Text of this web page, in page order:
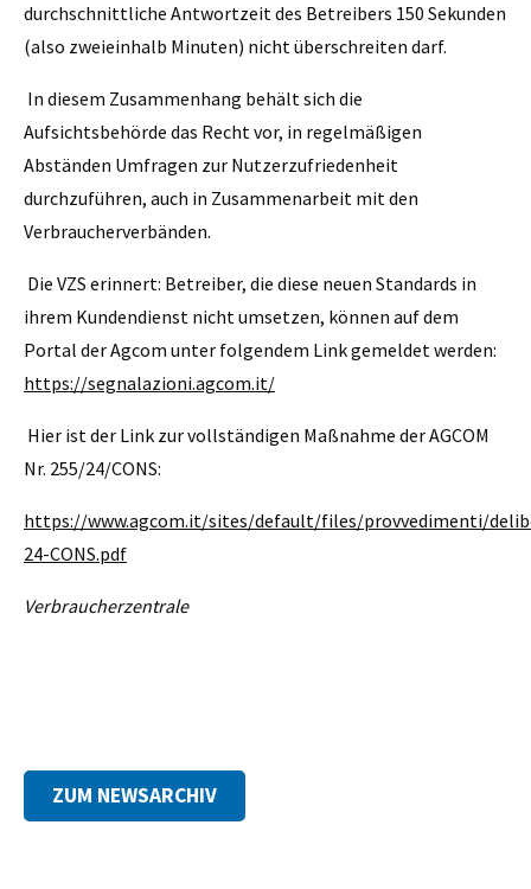
durchschnittliche Antwortzeit des Betreibers 150 Sekunden
(also zweieinhalb Minuten) nicht überschreiten darf.
In diesem Zusammenhang behält sich die
Aufsichtsbehörde das Recht vor, in regelmäßigen
Abständen Umfragen zur Nutzerzufriedenheit
durchzuführen, auch in Zusammenarbeit mit den
Verbraucherverbänden.
Die VZS erinnert: Betreiber, die diese neuen Standards in
ihrem Kundendienst nicht umsetzen, können auf dem
Portal der Agcom unter folgendem Link gemeldet werden:
https://segnalazioni.agcom.it/
Hier ist der Link zur vollständigen Maßnahme der AGCOM
Nr. 255/24/CONS:
https://www.agcom.it/sites/default/files/provvedimenti/
24-CONS.pdf
Verbraucherzentrale
ZUM NEWSARCHIV